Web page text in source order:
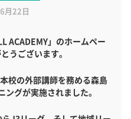
月22日
ACADEMY」のホームペー
うございます。
校の外部講師を務める森島
グが実施されました。